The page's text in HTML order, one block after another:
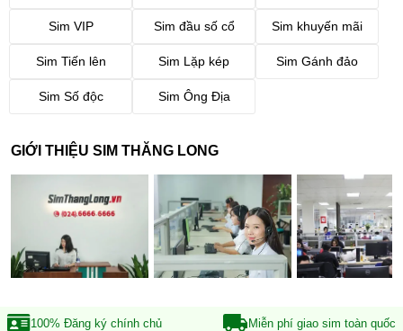
Sim VIP Sim đầu số cổ Sim khuyến mãi
Sim Tiến lên Sim Lặp kép Sim Gánh đảo
Sim Số độc Sim Ông Địa
GIỚI THIỆU SIM THĂNG LONG
100% Đăng ký chính chủ Miễn phí giao sim toàn quốc